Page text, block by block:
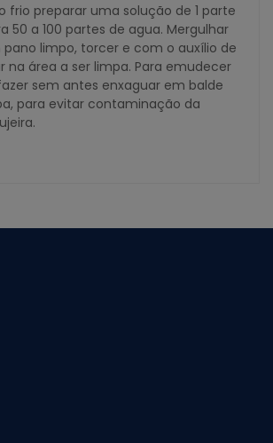
frio preparar uma solução de 1 parte
50 a 100 partes de agua. Mergulhar
limpo, torcer e com o auxílio de
na área a ser limpa. Para emudecer
sem antes enxaguar em balde
para evitar contaminação da